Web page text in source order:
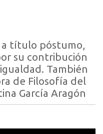
a título póstumo,
su contribución
También
de Filosofía del
García Aragón